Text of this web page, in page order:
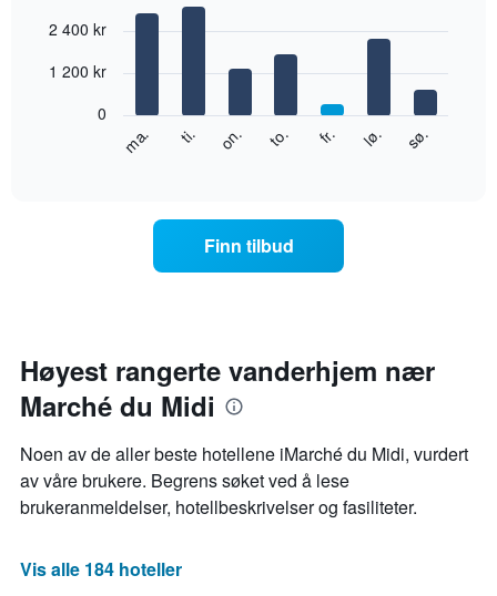
viser
Diagrammets
chart
bars.
Diagrammet
X-
akse
viser
Diagrammets
1
Y-
gjennomsnittsprisen
graphic.
ma. ti. on. to. fr. lø. sø.
0
1 200 kr
2 400 kr
Finn tilbud
Høyest rangerte vanderhjem nær
Marché du Midi
Noen av de aller beste hotellene iMarché du Midi, vurdert
av våre brukere. Begrens søket ved å lese
brukeranmeldelser, hotellbeskrivelser og fasiliteter.
Vis alle 184 hoteller